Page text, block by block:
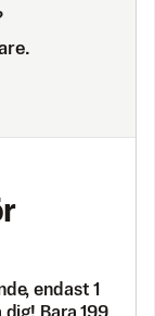
endast 1